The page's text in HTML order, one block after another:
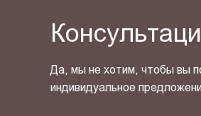
Да, мы не хотим, чтобы вы
индивидуальное